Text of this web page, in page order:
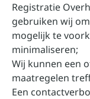
Registratie
gebruiken wij
mogelijk te
minimaliseren;
Wij kunnen een
maatregelen
Een